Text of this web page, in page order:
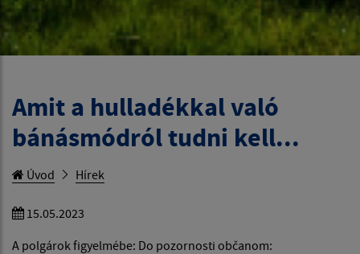
Amit a hulladékkal való
bánásmódról tudni kell...
Úvod Hírek
15.05.2023
A polgárok figyelmébe: Do pozornosti občanom: